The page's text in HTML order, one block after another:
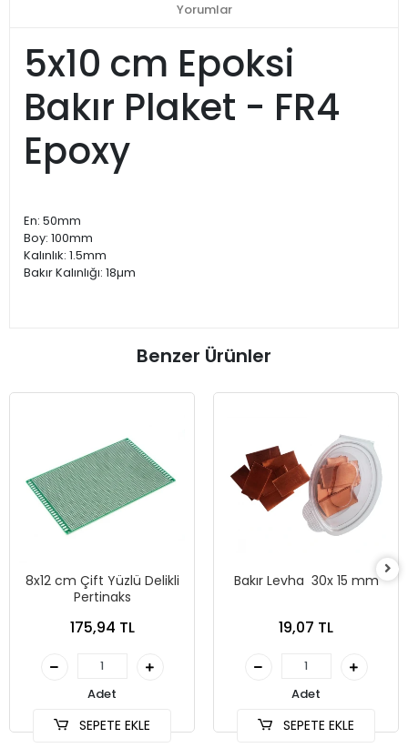
Yorumlar
5x10 cm Epoksi
Bakır Plaket - FR4
Epoxy
En: 50mm
Boy: 100mm
Kalınlık: 1.5mm
Bakır Kalınlığı: 18µm
Benzer Ürünler
8x12 cm Çift Yüzlü Delikli
Pertinaks
175,94 TL
Adet
SEPETE EKLE
Bakır Levha 30x 15 mm
19,07 TL
Adet
SEPETE EKLE